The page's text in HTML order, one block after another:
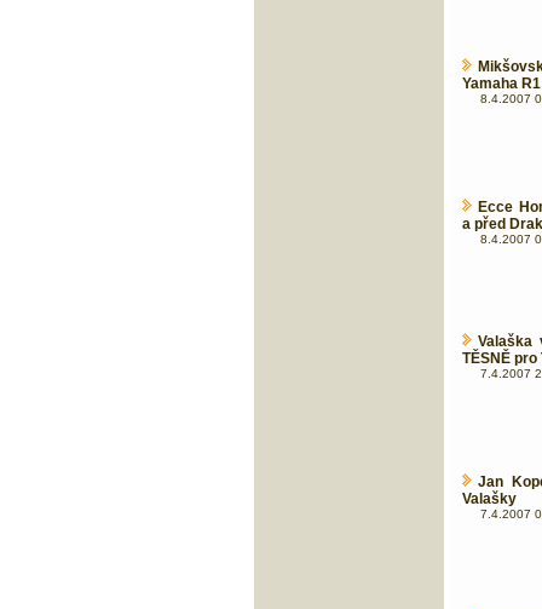
Yamaha
8.4.2007
Ecce
a před
8.4.2007
Valaška
TĚSNĚ pro
7.4.2007
Jan
Valašky
7.4.2007